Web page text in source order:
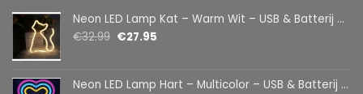
Neon LED Lamp Kat – Warm Wit – USB & Batterij – Decoratieve Tafellamp voor Kinderkamer – 28,5 x 24,5 cm
€32.99 €27.95
Neon LED Lamp Hart – Multicolor – USB & Batterij – Hartvormige Sfeerlamp – Kinderkamer & Slaapkamer – 25,2 x 23 cm